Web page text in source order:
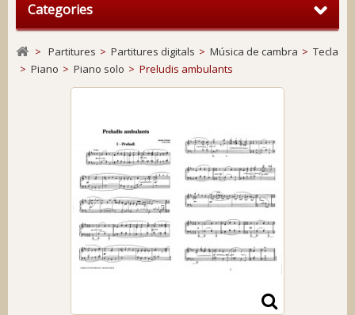
Categories
> Partitures > Partitures digitals > Música de cambra > Tecla
> Piano > Piano solo > Preludis ambulants